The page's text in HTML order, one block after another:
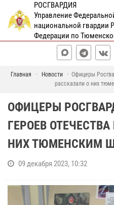
РОСГВАРДИЯ
Управление
национальной гвардии
Федерации по
Главная Новости
Офицеры
рассказали о них
ОФИЦЕРЫ
ГЕРОЕВ
НИХ ТЮМЕНСКИМ
09 декабря 2023, 10:32